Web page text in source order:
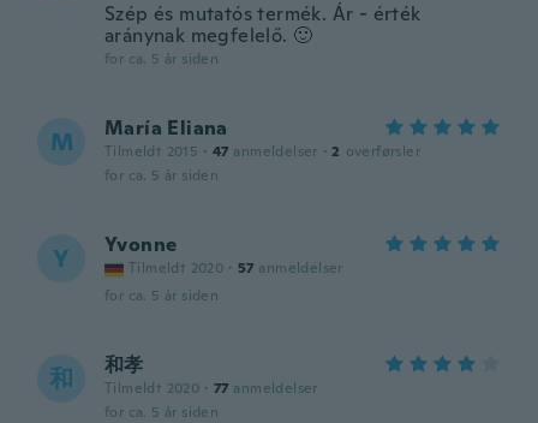
Szép és mutatós termék. Ár - érték
aránynak megfelelő. 🙂
for ca. 5 år siden
M María Eliana
Tilmeldt 2015 · 47 anmeldelser · 2 overførsler
for ca. 5 år siden
Y Yvonne
Tilmeldt 2020 · 57 anmeldelser
for ca. 5 år siden
和 和孝
Tilmeldt 2020 · 77 anmeldelser
for ca. 5 år siden